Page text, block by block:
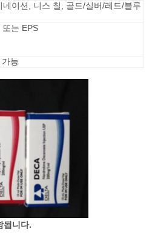
네이션, 니스 칠, 골드/실버/레드/블루
또는 EPS
능
됩니다.